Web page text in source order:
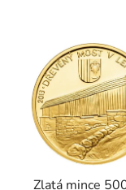
Zlatá mince